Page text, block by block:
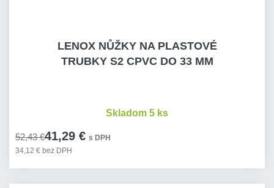
LENOX NŮŽKY NA PLASTOVÉ
TRUBKY S2 CPVC DO 33 MM
52,43 €41,29 € s DPH
34,12 € bez DPH
Skladom 5 ks